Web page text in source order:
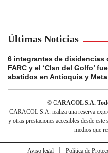
Últimas Noticias
6 integrantes de disidencias
FARC y el ‘Clan del Golfo’
abatidos en Antioquia y Meta
© CARACOL S.A.
CARACOL S.A. realiza una reserva
y otras prestaciones accesibles desde
medios que
Aviso legal Política de